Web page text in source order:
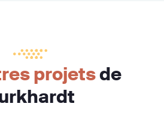
projetsde